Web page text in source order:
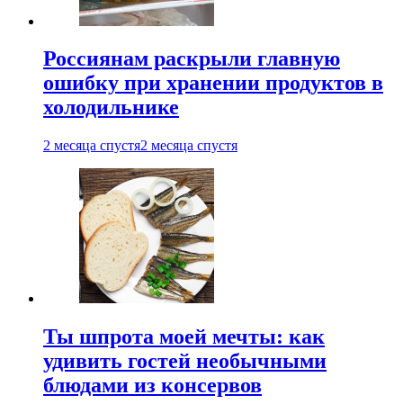
Россиянам раскрыли главную
ошибку при хранении продуктов в
холодильнике
2 месяца спустя2 месяца спустя
Ты шпрота моей мечты: как
удивить гостей необычными
блюдами из консервов